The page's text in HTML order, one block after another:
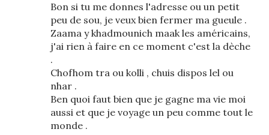
Bon si tu me donnes l'adresse ou un petit
peu de sou, je veux bien fermer ma gueule .
Zaama y khadmounich maak les américains,
j'ai rien à faire en ce moment c'est la dèche
.
Chofhom tra ou kolli , chuis dispos lel ou
nhar .
Ben quoi faut bien que je gagne ma vie moi
aussi et que je voyage un peu comme tout le
monde .